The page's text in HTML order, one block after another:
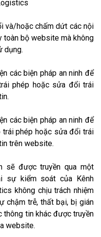
và/hoặc chấm dứt các nội
toàn bộ website mà không
dụng.
các biện pháp an ninh để
phép hoặc sửa đổi trái
các biện pháp an ninh để
trái phép hoặc sửa đổi trái
trên website.
sẽ được truyền qua một
sự kiểm soát của Kênh
không chịu trách nhiệm
chậm trễ, thất bại, bị gián
thông tin khác được truyền
website.